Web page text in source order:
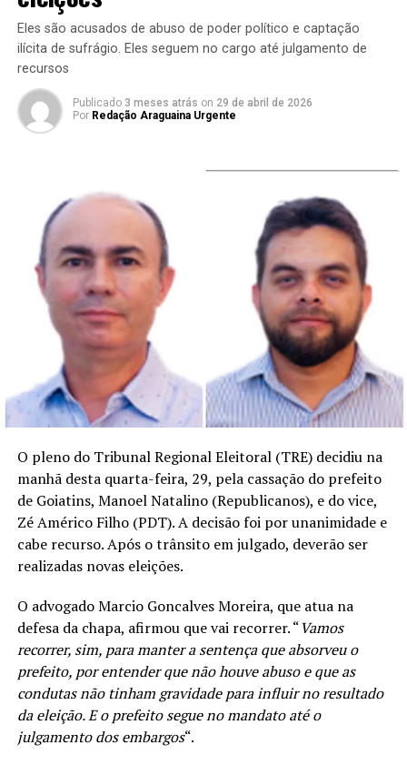
Eles são acusados de abuso de poder político e captação
ilícita de sufrágio. Eles seguem no cargo até julgamento de
recursos
Publicado 3 meses atrás on 29 de abril de 2026
Por Redação Araguaina Urgente
O pleno do Tribunal Regional Eleitoral (TRE) decidiu na
manhã desta quarta-feira, 29, pela cassação do prefeito
de Goiatins, Manoel Natalino (Republicanos), e do vice,
Zé Américo Filho (PDT). A decisão foi por unanimidade e
cabe recurso. Após o trânsito em julgado, deverão ser
realizadas novas eleições.
O advogado Marcio Goncalves Moreira, que atua na
defesa da chapa, afirmou que vai recorrer. “Vamos
recorrer, sim, para manter a sentença que absorveu o
prefeito, por entender que não houve abuso e que as
condutas não tinham gravidade para influir no resultado
da eleição. E o prefeito segue no mandato até o
julgamento dos embargos“.